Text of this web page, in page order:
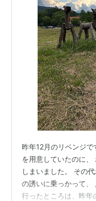
昨年12月のリベンジ
を用意していたのに、
しまいました。 その
の誘いに乗っかって、
行ったところは、昨年